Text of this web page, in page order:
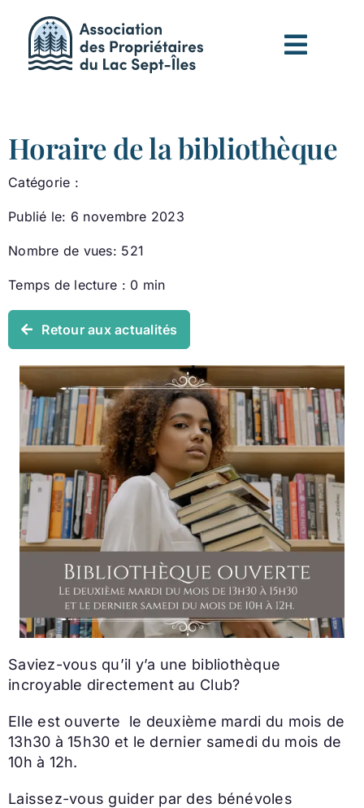
contenu
Horaire de la bibliothèque
Catégorie :
Publié le: 6 novembre 2023
Nombre de vues: 521
Temps de lecture : 0 min
Retour aux actualités
Saviez-vous qu’il y’a une bibliothèque
incroyable directement au Club?
Elle est ouverte le deuxième mardi du mois de
13h30 à 15h30 et le dernier samedi du mois de
10h à 12h.
Laissez-vous guider par des bénévoles